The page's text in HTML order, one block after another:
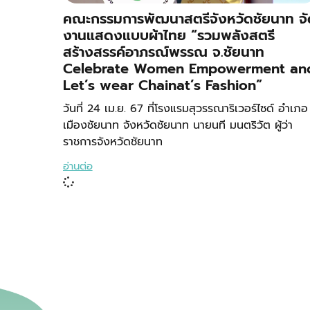
คณะกรรมการพัฒนาสตรีจังหวัดชัยนาท
งานแสดงแบบผ้าไทย “รวมพลังสตรี
สร้างสรรค์อาภรณ์พรรณ จ.ชัยนาท
Celebrate Women Empowerment
Let’s wear Chainat’s Fashion”
วันที่ 24 เม.ย. 67 ที่โรงแรมสุวรรณาริเวอร์ไซด์ อำเภอ
เมืองชัยนาท จังหวัดชัยนาท นายนที มนตริวัต ผู้ว่า
ราชการจังหวัดชัยนาท
อ่านต่อ